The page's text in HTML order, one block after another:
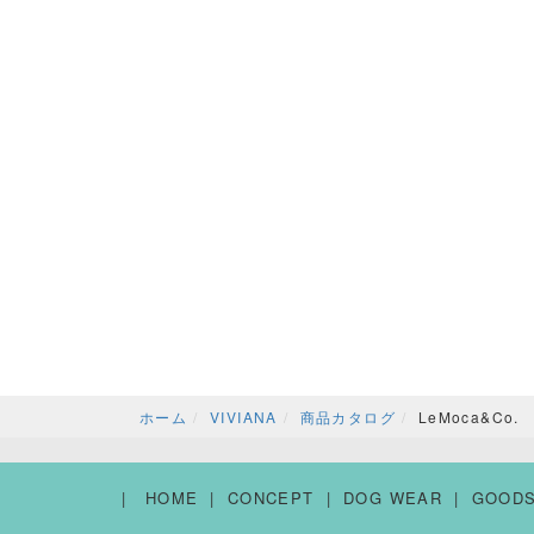
ホーム
VIVIANA 商品カタログ LeMoca&Co.
HOME CONCEPT DOG WEAR GOODS